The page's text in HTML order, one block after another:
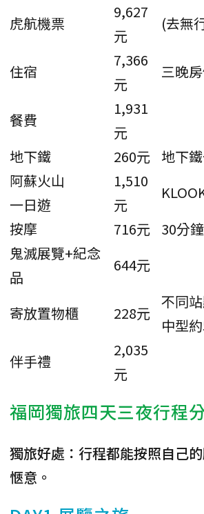
虎航機票
9,627
元
(去無
住宿
7,366
元
三晚
餐費
1,931
元
地下鐵
260元
地下
阿蘇火山
一日遊
1,510
元
按摩
716元
30分鐘
鬼滅展覽+紀念
品
644元
寄放置物櫃 228元
不同
中型
伴手禮
2,035
元
福岡獨旅四天三夜行程
獨旅好處：行程都能按照自己
愜意。